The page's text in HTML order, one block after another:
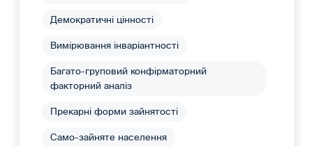
Демократичні цінності
Вимірювання інваріантності
Багато-груповий конфірматорний
факторний аналіз
Прекарні форми зайнятості
Само-зайняте населення